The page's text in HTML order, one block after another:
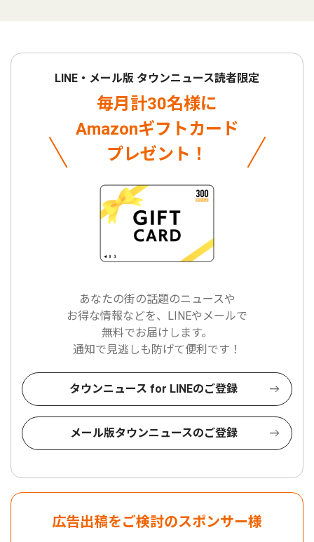
LINE・メール版 タウンニュース読者限定
毎月計30名様に
Amazonギフトカード
プレゼント！
あなたの街の話題のニュースや
お得な情報などを、LINEやメールで
無料でお届けします。
通知で見逃しも防げて便利です！
タウンニュース for LINEのご登録
メール版タウンニュースのご登録
広告出稿をご検討のスポンサー様